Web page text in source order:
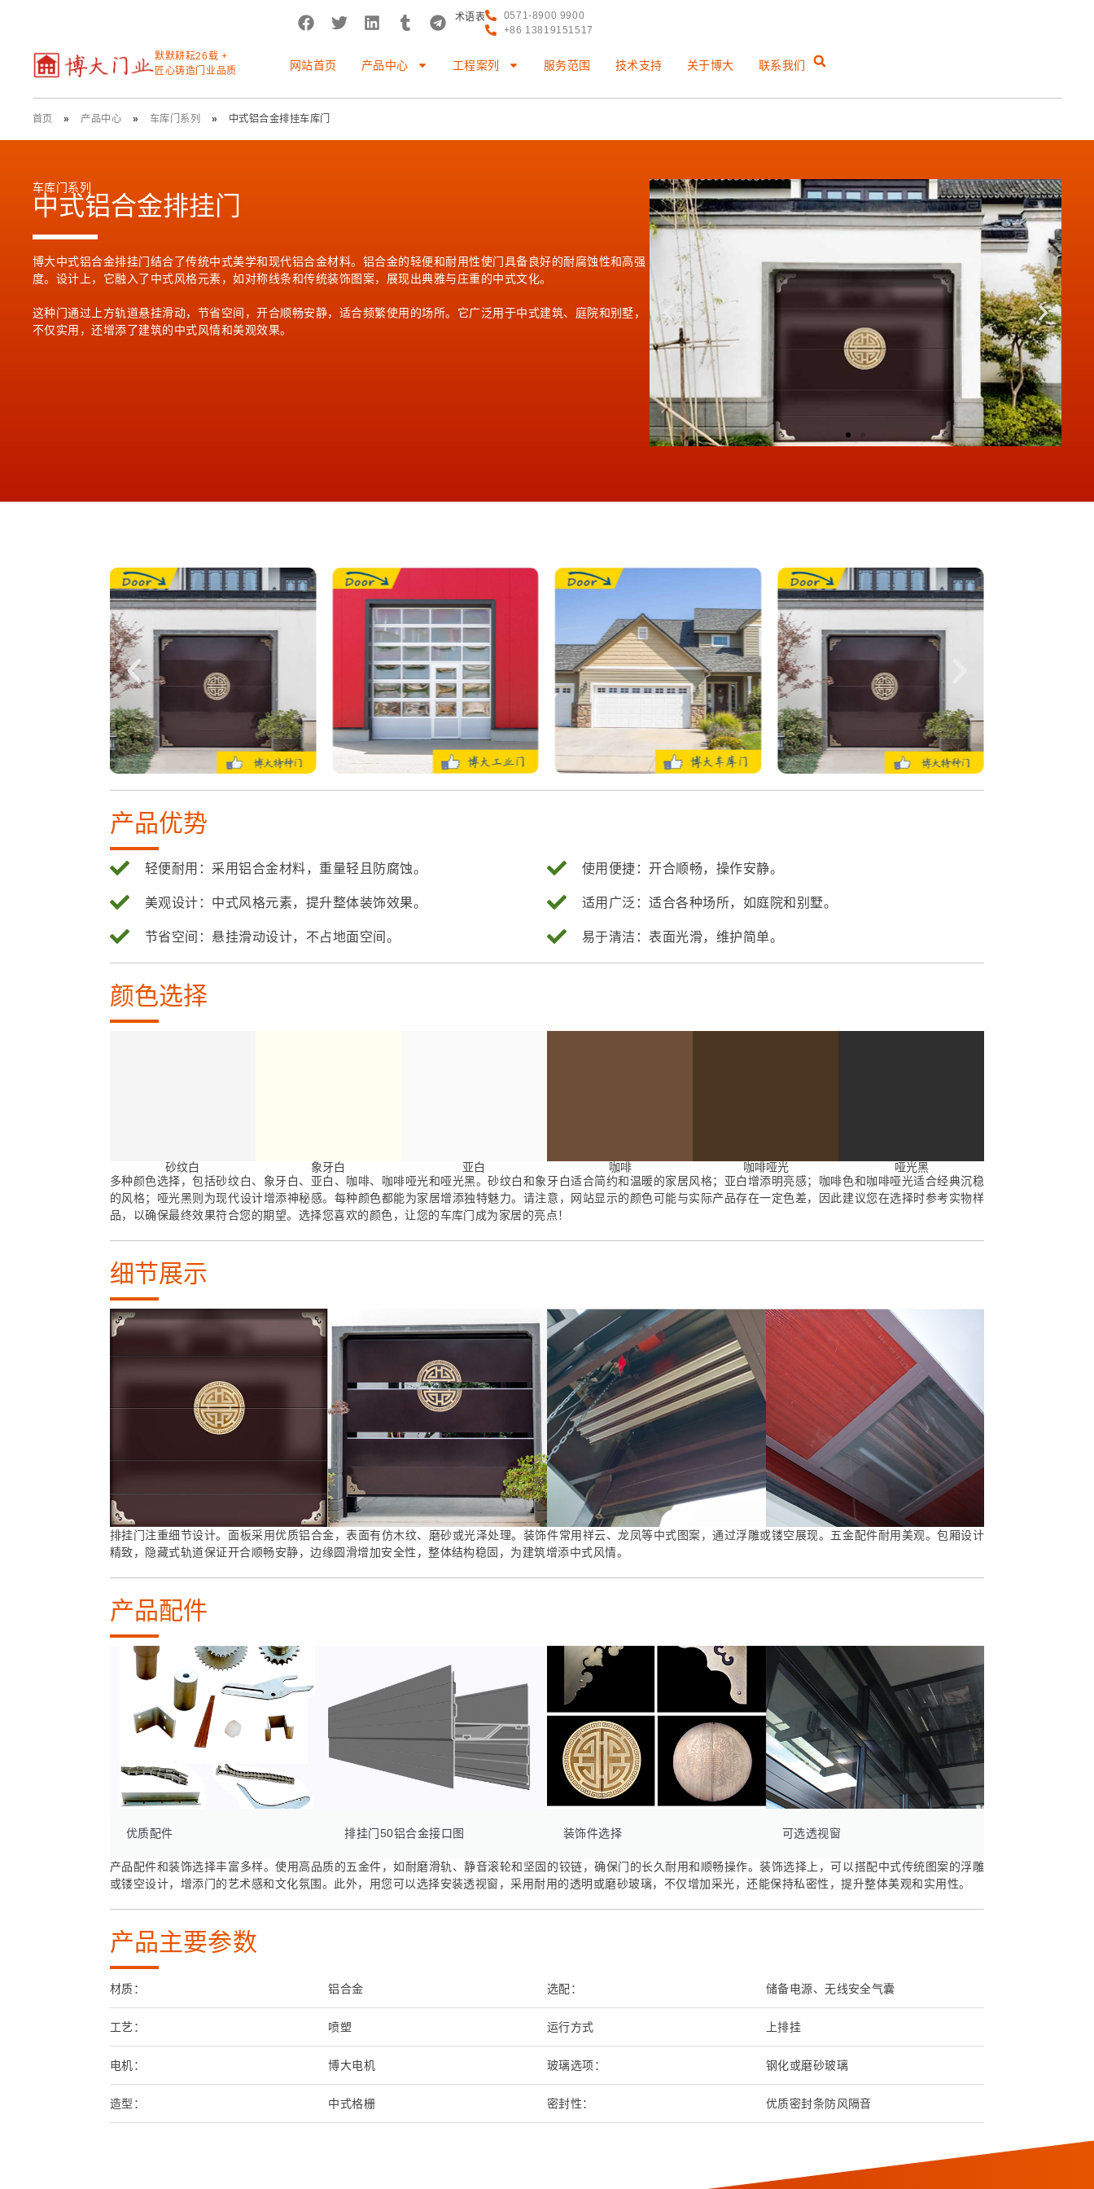
默默耕耘26载 +
匠心铸造门业品质
术语表
0571-8900 9900
+86 13819151517
网站首页 产品中心 工程案列 服务范围 技术支持 关于博大 联系我们
首页 » 产品中心 » 车库门系列 » 中式铝合金排挂车库门
车库门系列
中式铝合金排挂门
博大中式铝合金排挂门结合了传统中式美学和现代铝合金材料。铝合金的轻便和耐用性使门具备良好的耐腐蚀性和高强
度。设计上，它融入了中式风格元素，如对称线条和传统装饰图案，展现出典雅与庄重的中式文化。
这种门通过上方轨道悬挂滑动，节省空间，开合顺畅安静，适合频繁使用的场所。它广泛用于中式建筑、庭院和别墅，
不仅实用，还增添了建筑的中式风情和美观效果。
产品优势
轻便耐用：采用铝合金材料，重量轻且防腐蚀。
美观设计：中式风格元素，提升整体装饰效果。
节省空间：悬挂滑动设计，不占地面空间。
使用便捷：开合顺畅，操作安静。
适用广泛：适合各种场所，如庭院和别墅。
易于清洁：表面光滑，维护简单。
颜色选择
砂纹白 象牙白 亚白 咖啡 咖啡哑光
哑光黑
多种颜色选择，包括砂纹白、象牙白、亚白、咖啡、咖啡哑光和哑光黑。砂纹白和象牙白适合简约和温暖的家居风格；亚白增添明亮感；咖啡色和咖啡哑光适合经典沉稳
的风格；哑光黑则为现代设计增添神秘感。每种颜色都能为家居增添独特魅力。请注意，网站显示的颜色可能与实际产品存在一定色差，因此建议您在选择时参考实物样
品，以确保最终效果符合您的期望。选择您喜欢的颜色，让您的车库门成为家居的亮点！
细节展示
排挂门注重细节设计。面板采用优质铝合金，表面有仿木纹、磨砂或光泽处理。装饰件常用祥云、龙凤等中式图案，通过浮雕或镂空展现。五金配件耐用美观。包厢设计
精致，隐藏式轨道保证开合顺畅安静，边缘圆滑增加安全性，整体结构稳固，为建筑增添中式风情。
产品配件
优质配件 排挂门50铝合金接口图 装饰件选择 可选透视窗
产品配件和装饰选择丰富多样。使用高品质的五金件，如耐磨滑轨、静音滚轮和坚固的铰链，确保门的长久耐用和顺畅操作。装饰选择上，可以搭配中式传统图案的浮雕
或镂空设计，增添门的艺术感和文化氛围。此外，用您可以选择安装透视窗，采用耐用的透明或磨砂玻璃，不仅增加采光，还能保持私密性，提升整体美观和实用性。
产品主要参数
材质：
工艺：
电机：
造型：
铝合金
喷塑
博大电机
中式格栅
选配：
运行方式
玻璃选项：
密封性：
储备电源、无线安全气囊
上排挂
钢化或磨砂玻璃
优质密封条防风隔音